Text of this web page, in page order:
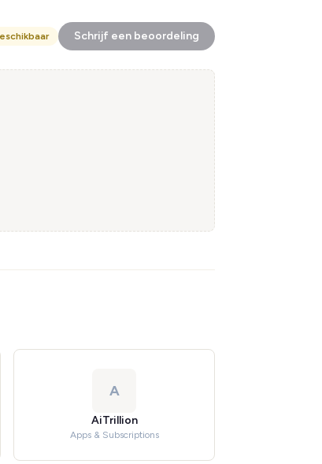
Schrijf een beoordeling
A
AiTrillion
Apps & Subscriptions